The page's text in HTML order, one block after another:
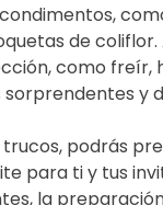
de
como freír,
y
trucos, podrás
para ti y tus
la